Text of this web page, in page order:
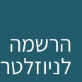
הרשמה
לניוזלטר